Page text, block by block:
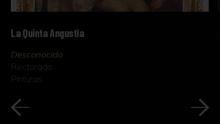
La Quinta Angustia
Desconocido
Rectorado
Pinturas